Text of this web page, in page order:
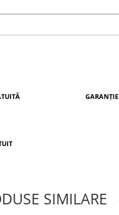
GARANȚIE
SIMILARE